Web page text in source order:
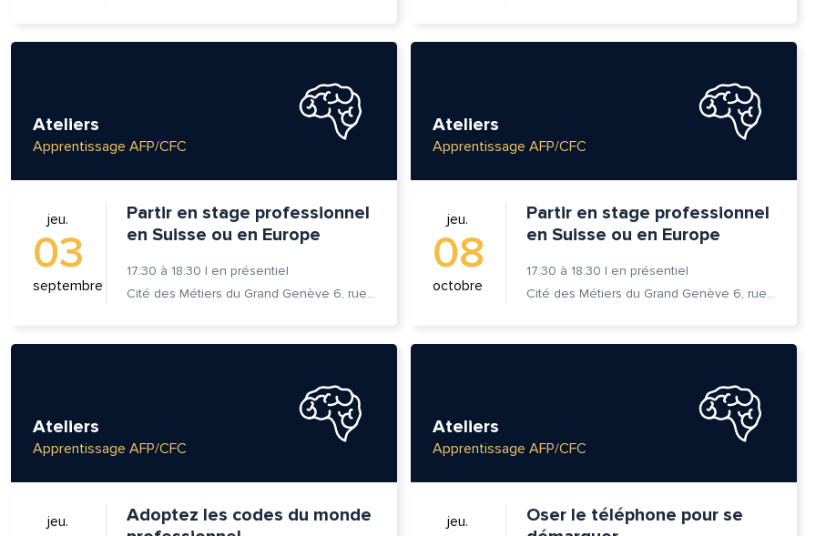
Ateliers
Apprentissage AFP/CFC
jeu.
03
septembre
Partir en stage professionnel
en Suisse ou en Europe
17:30 à 18:30 | en présentiel
Cité des Métiers du Grand Genève 6, rue Prévost-Martin 1205 Genève
Ateliers
Apprentissage AFP/CFC
jeu.
08
octobre
Partir en stage professionnel
en Suisse ou en Europe
17:30 à 18:30 | en présentiel
Cité des Métiers du Grand Genève 6, rue Prévost-Martin 1205 Genève
Ateliers
Apprentissage AFP/CFC
jeu.
Adoptez les codes du monde
Ateliers
Apprentissage AFP/CFC
jeu.
Oser le téléphone pour se
et nom*
est la pertinence de cette